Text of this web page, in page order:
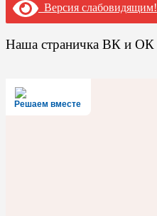
Версия слабовидящим!
Наша страничка ВК и ОК
Решаем вместе